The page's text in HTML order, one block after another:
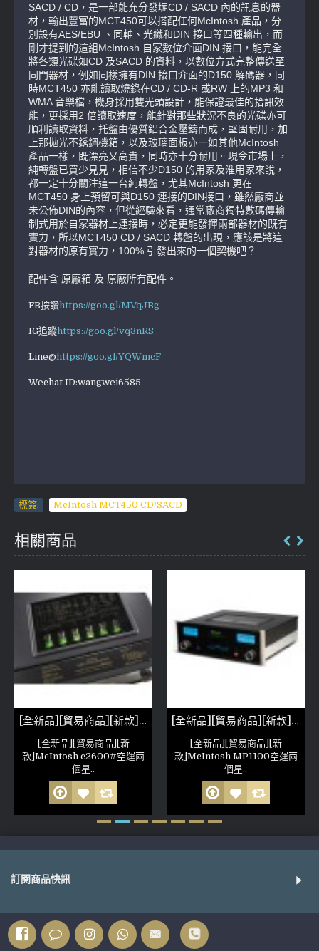
SACD / CD，是一部能充分發堀CD / SACD 內的訊息的器
材，輸出豐富的MCT450可以搭配任何McIntosh 產品，分
別設有AES/EBU 、同軸、光纖和DIN 接口等四種輸出，而
剛才提到的這組McIntosh 自家數位介面DIN 接口，能完全
將各類光碟如CD 及SACD 的資料，以數位方式完整傳送至
同門器材，例如同樣擁有DIN 接口介面的D150 解碼器，同
時MCT450 亦能讀取燒錄在CD / CD-R 或RW 上的MP3 和
WMA 音樂檔，機身採用雙光頭設計，能保證最佳的拾訊效
能，更採用2 倍讀取速度，能針對那些狀況不良的光碟亦可
順利讀取資料，托盤由優質鋁合金壓鑄而成，堅固耐用，加
上那拋光不銹鋼機箱，以及玻璃面板亦一如其他McIntosh
產品一樣，既漂亮又高貴，同時亦十分耐用。現令市場上，
純轉盤已買少見見，相信不少D150 的用家及淮用家來說，
都一定十分關注這一台純轉盤，尤其McIntosh 更在
MCT450 身上預留可與D150 連接的DIN接口，雖然廠商並
未公佈DIN的內容，但從經驗來看，通常廠商獨特數碼傳輸
制式用於自家器材上連接時，必定更能發揮兩部器材的既有
實力，所以MCT450 CD / SACD 轉盤的出現，應該是將這
對器材的原有實力，100% 引發出來的一個契機吧？
配件含 原廠箱 及 原廠所有配件。
FB按讚https://goo.gl/MVqJBg
IG追蹤https://goo.gl/vq3nRS
Line@https://goo.gl/YQWmcF
Wechat ID:wangwei6585
標簽: McIntosh MCT450 CD/SACD
相關商品
[全新品][貿易商品][新款]McIntosh c2600
[全新品][貿易商品][新
款]McIntosh c2600#空運兩
個星..
[全新品][貿易商品][新款]McIntosh MP1100
[全新品][貿易商品][新
款]McIntosh MP1100空運兩
個星..
訂閱商品快訊